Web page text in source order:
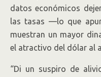
datos económicos
las tasas —lo que
muestran un mayor
el atractivo del dólar al
“Di un suspiro de